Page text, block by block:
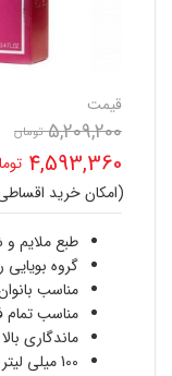
قیمت
5,209,200 تومان
4,593,360
قیمت
فعلی
است.
(امکان خرید
طبع ملایم
گروه بویایی
مناسب
مناسب
ماندگاری بالا
100 میلی لیتر